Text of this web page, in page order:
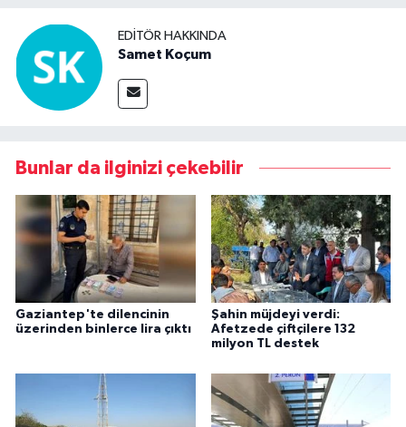
EDITÖR HAKKINDA
Samet Koçum
Bunlar da ilginizi çekebilir
Gaziantep'te dilencinin
üzerinden binlerce lira çıktı
Şahin müjdeyi verdi:
Afetzede çiftçilere 132
milyon TL destek